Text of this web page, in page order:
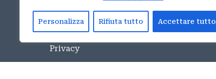
Personalizza Rifiuta tutto Accettare tutto
tel:+39 06 4546891
Privacy